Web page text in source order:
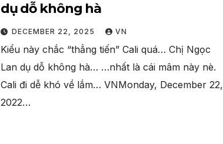
dụ dỗ không hà
DECEMBER 22, 2025 VN
Kiểu này chắc “thẳng tiến” Cali quá… Chị Ngọc
Lan dụ dỗ không hà… …nhất là cái mâm này nè.
Cali đi dễ khó về lắm… VNMonday, December 22,
2022…